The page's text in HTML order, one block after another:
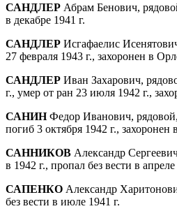
САНДЛЕР Абрам Бенович,
в декабре 1941 г.
САНДЛЕР Исгафаелис
27 февраля 1943 г., захоро­нен в
САНДЛЕР Иван Захарович,
г., умер от ран 23 июля 1942 г.,
САНИНФедор Иванович,
погиб 3 октября 1942 г., захоронен
САННИКОВ Александр
в 1942 г., пропал без вести в апреле
САПЕНКО Александр
без вести в июле 1941 г.